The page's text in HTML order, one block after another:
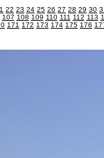
22 23 24 25 26 27 28 29 30
107 108 109 110 111 112 113
171 172 173 174 175 176